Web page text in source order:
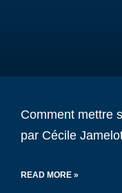
Comment mettre
par Cécile
READ MORE »